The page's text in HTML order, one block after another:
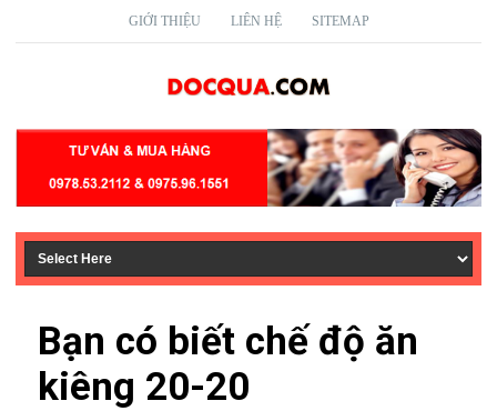
GIỚI THIỆU LIÊN HỆ SITEMAP
Bạn có biết chế độ ăn
kiêng 20-20